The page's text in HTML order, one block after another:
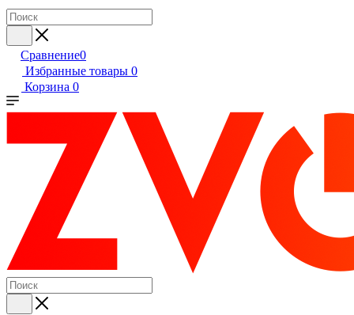
Сравнение0
Избранные товары 0
Корзина 0